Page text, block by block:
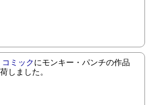
コミックにモンキー・パンチの作品
しました。